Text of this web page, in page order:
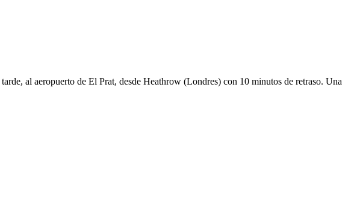
al aeropuerto de El Prat, desde Heathrow (Londres) con 10 minutos de retraso. Una